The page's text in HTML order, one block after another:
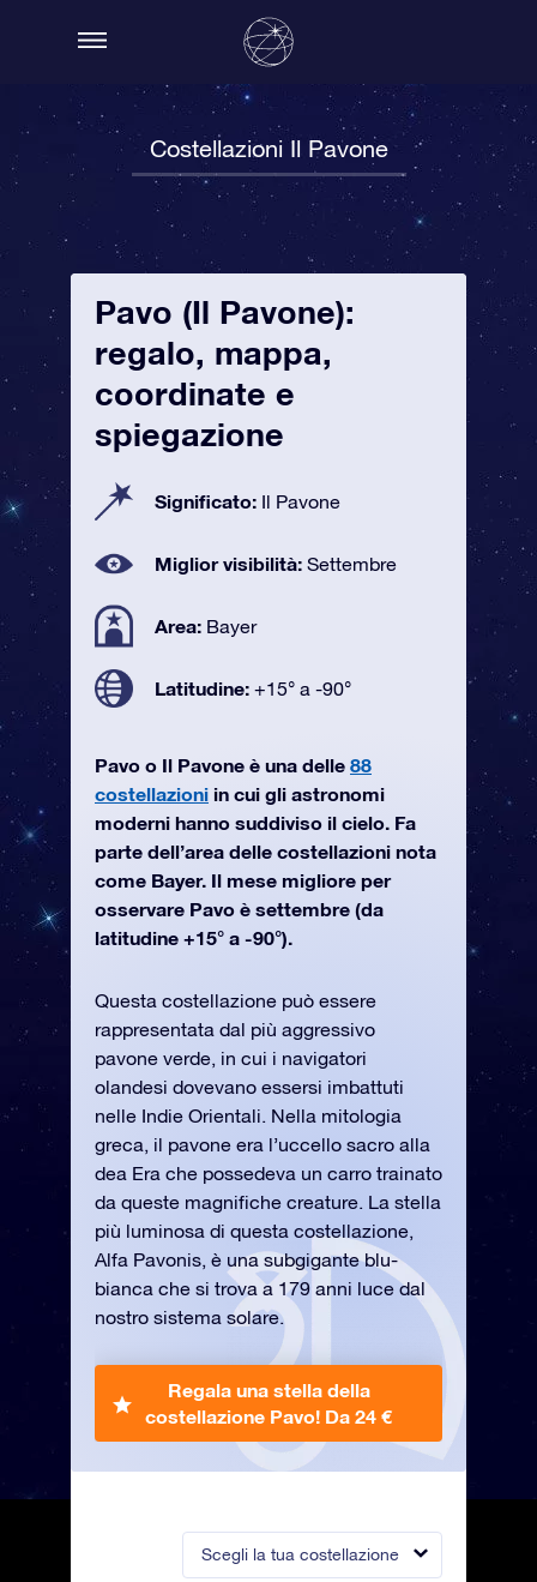
Costellazioni Il Pavone
Scegli la tua costellazione
Pavo (Il Pavone):
regalo, mappa,
coordinate e
spiegazione
Significato: Il Pavone
Miglior visibilità: Settembre
Area: Bayer
Latitudine: +15° a -90°
Pavo o Il Pavone è una delle 88
costellazioni in cui gli astronomi
moderni hanno suddiviso il cielo. Fa
parte dell’area delle costellazioni nota
come Bayer. Il mese migliore per
osservare Pavo è settembre (da
latitudine +15° a -90°).
Questa costellazione può essere
rappresentata dal più aggressivo
pavone verde, in cui i navigatori
olandesi dovevano essersi imbattuti
nelle Indie Orientali. Nella mitologia
greca, il pavone era l’uccello sacro alla
dea Era che possedeva un carro trainato
da queste magnifiche creature. La stella
più luminosa di questa costellazione,
Alfa Pavonis, è una subgigante blu-
bianca che si trova a 179 anni luce dal
nostro sistema solare.
Regala una stella della
costellazione Pavo! Da 24 €